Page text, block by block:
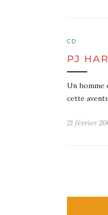
CD
PJ
Un homme
cette
21 février